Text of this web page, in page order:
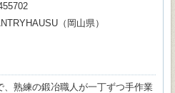
（岡山県）
、熟練の鍛冶職人が一丁ずつ手作業